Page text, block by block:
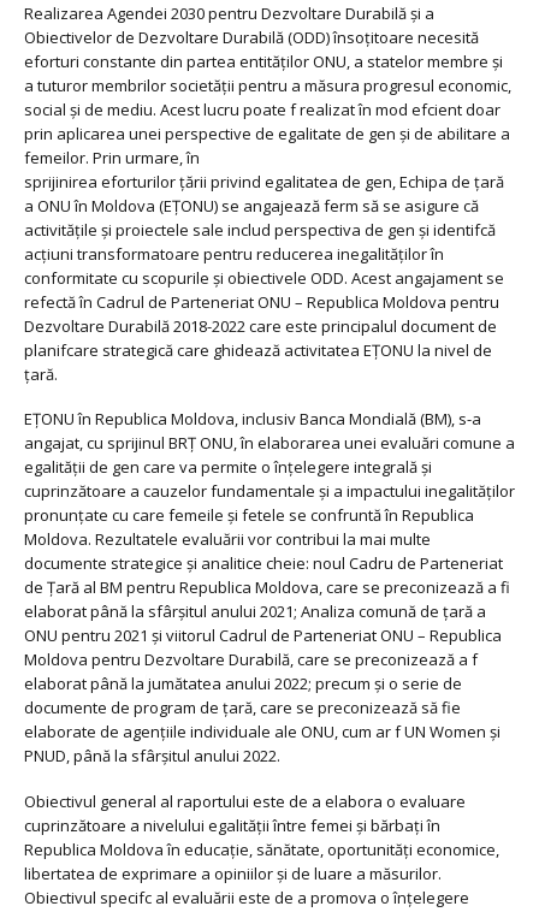
Realizarea Agendei 2030 pentru Dezvoltare Durabilă și a
Obiectivelor de Dezvoltare Durabilă (ODD) însoțitoare necesită
eforturi constante din partea entităților ONU, a statelor membre și
a tuturor membrilor societății pentru a măsura progresul economic,
social și de mediu. Acest lucru poate f realizat în mod efcient doar
prin aplicarea unei perspective de egalitate de gen și de abilitare a
femeilor. Prin urmare, în
sprijinirea eforturilor țării privind egalitatea de gen, Echipa de țară
a ONU în Moldova (EȚONU) se angajează ferm să se asigure că
activitățile și proiectele sale includ perspectiva de gen și identifcă
acțiuni transformatoare pentru reducerea inegalităților în
conformitate cu scopurile și obiectivele ODD. Acest angajament se
refectă în Cadrul de Parteneriat ONU – Republica Moldova pentru
Dezvoltare Durabilă 2018-2022 care este principalul document de
planifcare strategică care ghidează activitatea EȚONU la nivel de
țară.
EȚONU în Republica Moldova, inclusiv Banca Mondială (BM), s-a
angajat, cu sprijinul BRȚ ONU, în elaborarea unei evaluări comune a
egalității de gen care va permite o înțelegere integrală și
cuprinzătoare a cauzelor fundamentale și a impactului inegalităților
pronunțate cu care femeile și fetele se confruntă în Republica
Moldova. Rezultatele evaluării vor contribui la mai multe
documente strategice și analitice cheie: noul Cadru de Parteneriat
de Țară al BM pentru Republica Moldova, care se preconizează a fi
elaborat până la sfârșitul anului 2021; Analiza comună de țară a
ONU pentru 2021 și viitorul Cadrul de Parteneriat ONU – Republica
Moldova pentru Dezvoltare Durabilă, care se preconizează a f
elaborat până la jumătatea anului 2022; precum și o serie de
documente de program de țară, care se preconizează să fie
elaborate de agențiile individuale ale ONU, cum ar f UN Women și
PNUD, până la sfârșitul anului 2022.
Obiectivul general al raportului este de a elabora o evaluare
cuprinzătoare a nivelului egalității între femei și bărbați în
Republica Moldova în educație, sănătate, oportunități economice,
libertatea de exprimare a opiniilor și de luare a măsurilor.
Obiectivul specifc al evaluării este de a promova o înțelegere